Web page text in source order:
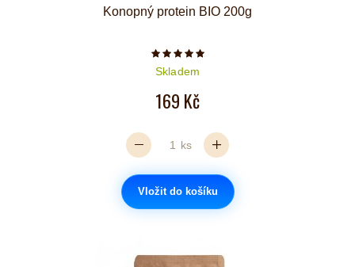
Konopný protein BIO 200g
Počet hvězdiček je 5 z 5
Skladem
169 Kč
ks
Vložit do košíku